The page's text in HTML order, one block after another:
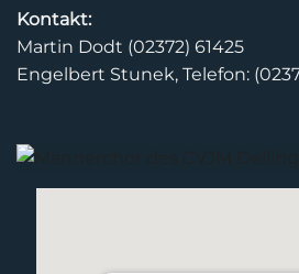
Kontakt:
Martin Dodt (02372) 61425
Engelbert Stunek, Telefon: